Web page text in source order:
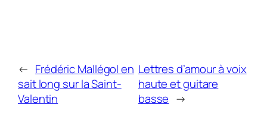
← Frédéric Mallégol en
sait long sur la Saint-
Valentin
Lettres d’amour à voix
haute et guitare
basse →